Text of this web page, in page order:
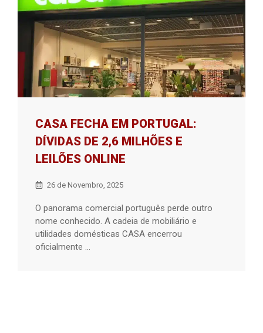
CASA FECHA EM PORTUGAL:
DÍVIDAS DE 2,6 MILHÕES E
LEILÕES ONLINE
26 de Novembro, 2025
O panorama comercial português perde outro
nome conhecido. A cadeia de mobiliário e
utilidades domésticas CASA encerrou
oficialmente ...